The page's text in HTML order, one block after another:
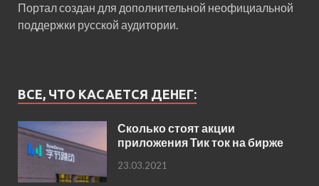
Портал создан для дополнительной неофициальной
поддержки русской аудитории.
ВСЕ, ЧТО КАСАЕТСЯ ДЕНЕГ:
Сколько стоят акции
приложения Тик ток на бирже
23.03.2021